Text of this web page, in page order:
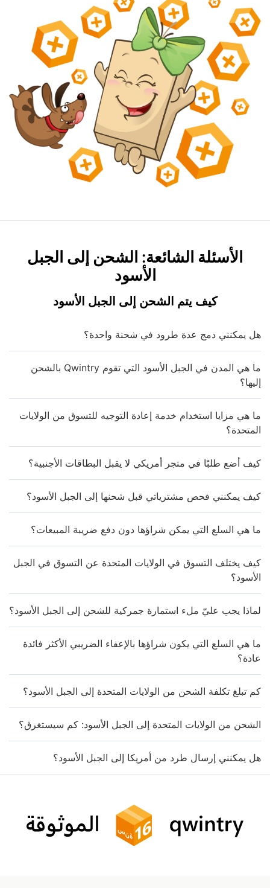
الأسئلة الشائعة: الشحن إلى الجبل
الأسود
كيف يتم الشحن إلى الجبل الأسود
هل يمكنني دمج عدة طرود في شحنة واحدة؟
ما هي المدن في الجبل الأسود التي تقوم Qwintry بالشحن
إليها؟
ما هي مزايا استخدام خدمة إعادة التوجيه للتسوق من الولايات
المتحدة؟
كيف أضع طلبًا في متجر أمريكي لا يقبل البطاقات الأجنبية؟
كيف يمكنني فحص مشترياتي قبل شحنها إلى الجبل الأسود؟
ما هي السلع التي يمكن شراؤها دون دفع ضريبة المبيعات؟
كيف يختلف التسوق في الولايات المتحدة عن التسوق في الجبل
الأسود؟
لماذا يجب عليّ ملء استمارة جمركية للشحن إلى الجبل الأسود؟
ما هي السلع التي يكون شراؤها بالإعفاء الضريبي الأكثر فائدة
عادة؟
كم تبلغ تكلفة الشحن من الولايات المتحدة إلى الجبل الأسود؟
الشحن من الولايات المتحدة إلى الجبل الأسود: كم سيستغرق؟
هل يمكنني إرسال طرد من أمريكا إلى الجبل الأسود؟